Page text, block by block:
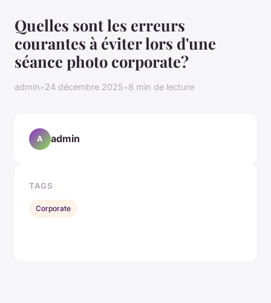
Quelles sont les erreurs
courantes à éviter lors d'une
séance photo corporate?
admin•24 décembre 2025•8 min de lecture
A admin
TAGS
Corporate